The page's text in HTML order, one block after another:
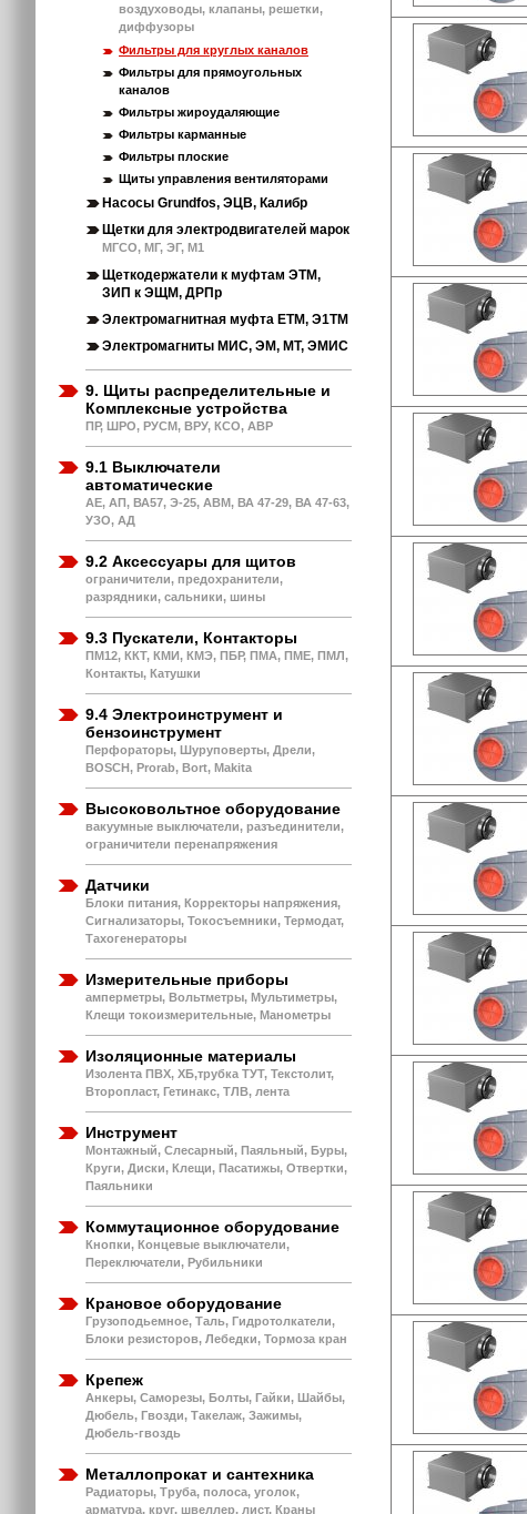
воздуховоды, клапаны, решетки,
диффузоры
Фильтры для круглых каналов
Фильтры для прямоугольных
каналов
Фильтры жироудаляющие
Фильтры карманные
Фильтры плоские
Щиты управления вентиляторами
Насосы Grundfos, ЭЦВ, Калибр
Щетки для электродвигателей марок
МГСО, МГ, ЭГ, М1
Щеткодержатели к муфтам ЭТМ,
ЗИП к ЭЩМ, ДРПр
Электромагнитная муфта ЕТМ, Э1ТМ
Электромагниты МИС, ЭМ, МТ, ЭМИС
9. Щиты распределительные и
Комплексные устройства
ПР, ШРО, РУСМ, ВРУ, КСО, АВР
9.1 Выключатели
автоматические
АЕ, АП, ВА57, Э-25, АВМ, ВА 47-29, ВА 47-63,
УЗО, АД
9.2 Аксессуары для щитов
ограничители, предохранители,
разрядники, сальники, шины
9.3 Пускатели, Контакторы
ПМ12, ККТ, КМИ, КМЭ, ПБР, ПМА, ПМЕ, ПМЛ,
Контакты, Катушки
9.4 Электроинструмент и
бензоинструмент
Перфораторы, Шуруповерты, Дрели,
BOSCH, Prorab, Bort, Makita
Высоковольтное оборудование
вакуумные выключатели, разъединители,
ограничители перенапряжения
Датчики
Блоки питания, Корректоры напряжения,
Сигнализаторы, Токосъемники, Термодат,
Тахогенераторы
Измерительные приборы
амперметры, Вольтметры, Мультиметры,
Клещи токоизмерительные, Манометры
Изоляционные материалы
Изолента ПВХ, ХБ,трубка ТУТ, Текстолит,
Второпласт, Гетинакс, ТЛВ, лента
Инструмент
Монтажный, Слесарный, Паяльный, Буры,
Круги, Диски, Клещи, Пасатижы, Отвертки,
Паяльники
Коммутационное оборудование
Кнопки, Концевые выключатели,
Переключатели, Рубильники
Крановое оборудование
Грузоподьемное, Таль, Гидротолкатели,
Блоки резисторов, Лебедки, Тормоза кран
Крепеж
Анкеры, Саморезы, Болты, Гайки, Шайбы,
Дюбель, Гвозди, Такелаж, Зажимы,
Дюбель-гвоздь
Металлопрокат и сантехника
Радиаторы, Труба, полоса, уголок,
арматура, круг, швеллер, лист, Краны